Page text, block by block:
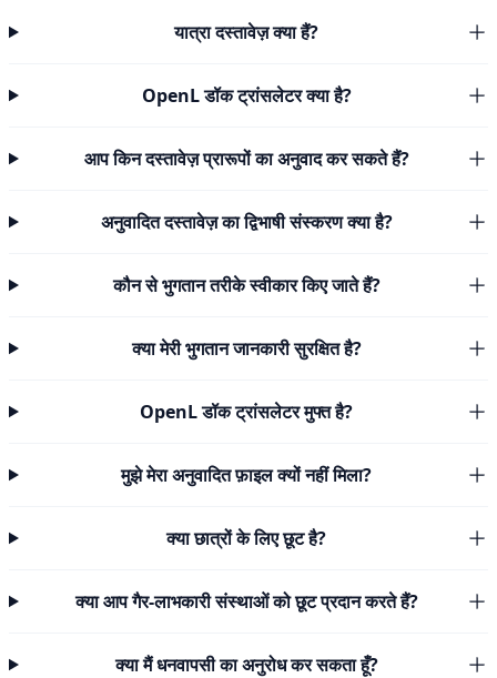
यात्रा दस्तावेज़ क्या हैं?
OpenL डॉक ट्रांसलेटर क्या है?
आप किन दस्तावेज़ प्रारूपों का अनुवाद कर सकते हैं?
अनुवादित दस्तावेज़ का द्विभाषी संस्करण क्या है?
कौन से भुगतान तरीके स्वीकार किए जाते हैं?
क्या मेरी भुगतान जानकारी सुरक्षित है?
OpenL डॉक ट्रांसलेटर मुफ्त है?
मुझे मेरा अनुवादित फ़ाइल क्यों नहीं मिला?
क्या छात्रों के लिए छूट है?
क्या आप गैर-लाभकारी संस्थाओं को छूट प्रदान करते हैं?
क्या मैं धनवापसी का अनुरोध कर सकता हूँ?